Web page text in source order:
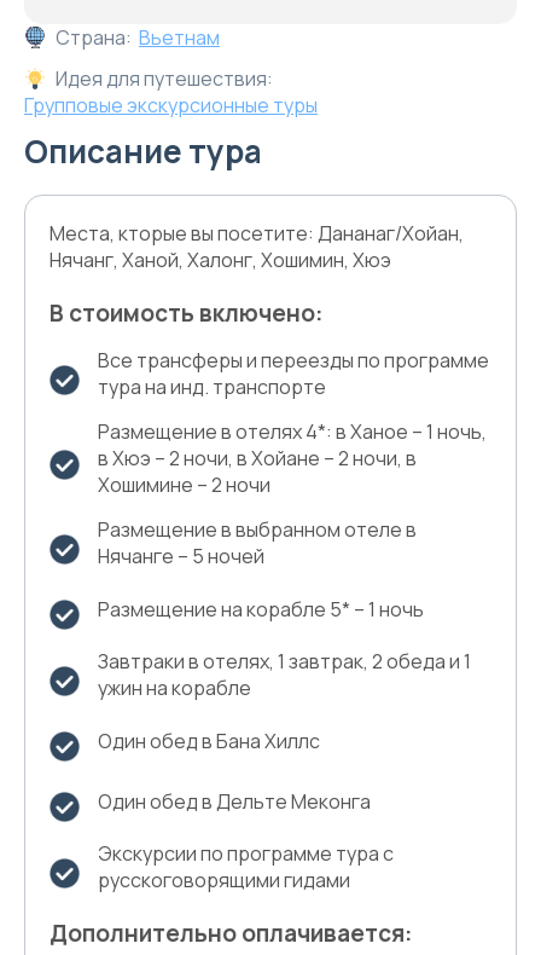
Страна: Вьетнам
Идея для путешествия:
Групповые экскурсионные туры
Описание тура
Места, кторые вы посетите: Дананаг/Хойан,
Нячанг, Ханой, Халонг, Хошимин, Хюэ
В стоимость включено:
Все трансферы и переезды по программе
тура на инд. транспорте
Размещение в отелях 4*: в Ханое – 1 ночь,
в Хюэ – 2 ночи, в Хойане – 2 ночи, в
Хошимине – 2 ночи
Размещение в выбранном отеле в
Нячанге – 5 ночей
Размещение на корабле 5* – 1 ночь
Завтраки в отелях, 1 завтрак, 2 обеда и 1
ужин на корабле
Один обед в Бана Хиллс
Один обед в Дельте Меконга
Экскурсии по программе тура с
русскоговорящими гидами
Дополнительно оплачивается: